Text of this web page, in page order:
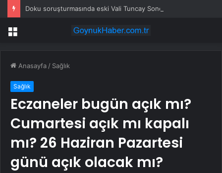
Menü
Anasayfa / Sağlık
Sağlık
Eczaneler bugün açık mı?
Cumartesi açık mı kapalı
mı? 26 Haziran Pazartesi
günü açık olacak mı?